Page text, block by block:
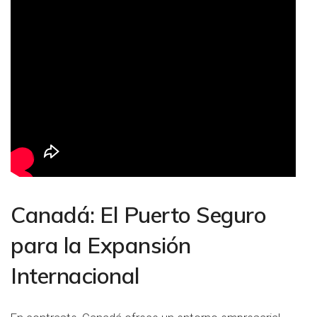
Canadá: El Puerto Seguro
para la Expansión
Internacional